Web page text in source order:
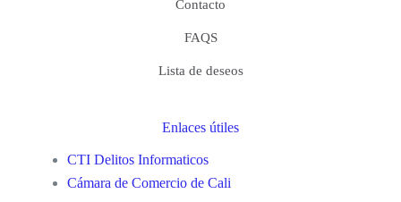
Contacto
FAQS
Lista de deseos
Enlaces útiles
CTI Delitos Informaticos
Cámara de Comercio de Cali